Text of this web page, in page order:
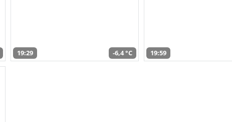
19:29 -6,4 °C 19:59